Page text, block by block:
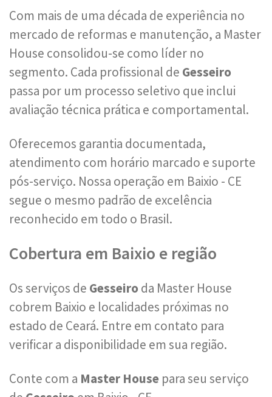
Com mais de uma década de experiência no
mercado de reformas e manutenção, a Master
House consolidou-se como líder no
segmento. Cada profissional de Gesseiro
passa por um processo seletivo que inclui
avaliação técnica prática e comportamental.
Oferecemos garantia documentada,
atendimento com horário marcado e suporte
pós-serviço. Nossa operação em Baixio - CE
segue o mesmo padrão de excelência
reconhecido em todo o Brasil.
Cobertura em Baixio e região
Os serviços de Gesseiro da Master House
cobrem Baixio e localidades próximas no
estado de Ceará. Entre em contato para
verificar a disponibilidade em sua região.
Conte com a Master House para seu serviço